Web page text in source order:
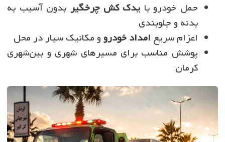
حمل خودرو با یدک کش چرخگیر بدون آسیب به
بدنه و جلوبندی
اعزام سریع امداد خودرو و مکانیک سیار در محل
پوشش مناسب برای مسیرهای شهری و بین‌شهری
کرمان